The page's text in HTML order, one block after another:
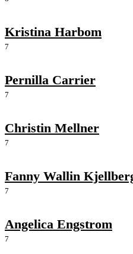
Kristina Harbom
7
Pernilla Carrier
7
Christin Mellner
7
Fanny Wallin
7
Angelica Engstrom
7